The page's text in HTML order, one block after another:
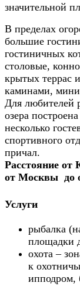
значительной
В пределах
большие
гостиничных
столовые,
крытых террас
каминами,
Для любителей
озера
несколько
спортивного
причал.
Расстояние от
от Москвы до
Услуги
рыбалка
площадки
охота –
к